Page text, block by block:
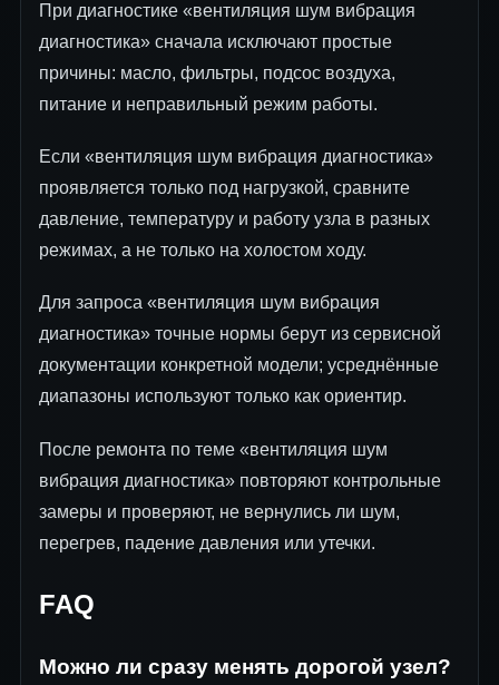
При диагностике «вентиляция шум вибрация
диагностика» сначала исключают простые
причины: масло, фильтры, подсос воздуха,
питание и неправильный режим работы.
Если «вентиляция шум вибрация диагностика»
проявляется только под нагрузкой, сравните
давление, температуру и работу узла в разных
режимах, а не только на холостом ходу.
Для запроса «вентиляция шум вибрация
диагностика» точные нормы берут из сервисной
документации конкретной модели; усреднённые
диапазоны используют только как ориентир.
После ремонта по теме «вентиляция шум
вибрация диагностика» повторяют контрольные
замеры и проверяют, не вернулись ли шум,
перегрев, падение давления или утечки.
FAQ
Можно ли сразу менять дорогой узел?